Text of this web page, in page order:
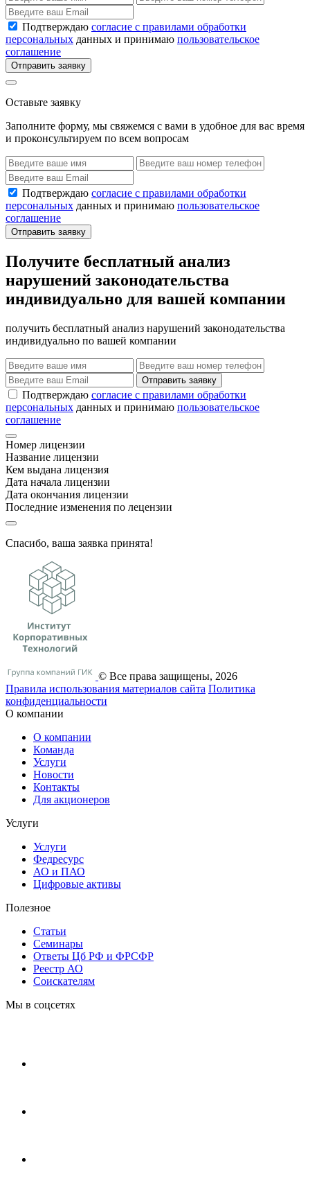
Подтверждаю согласие с правилами обработки
персональных данных и принимаю пользовательское
соглашение
Отправить заявку
Оставьте заявку
Заполните форму, мы свяжемся с вами в удобное для вас время
и проконсультируем по всем вопросам
Подтверждаю согласие с правилами обработки
персональных данных и принимаю пользовательское
соглашение
Отправить заявку
Получите бесплатный анализ
нарушений законодательства
индивидуально для вашей компании
получить бесплатный анализ нарушений законодательства
индивидуально по вашей компании
Отправить заявку
Подтверждаю согласие с правилами обработки
персональных данных и принимаю пользовательское
соглашение
Номер лицензии
Название лицензии
Кем выдана лицензия
Дата начала лицензии
Дата окончания лицензии
Последние изменения по лецензии
Спасибо, ваша заявка принята!
© Все права защищены, 2026
Правила использования материалов сайта Политика
конфиденциальности
О компании
О компании
Команда
Услуги
Новости
Контакты
Для акционеров
Услуги
Услуги
Федресурс
АО и ПАО
Цифровые активы
Полезное
Статьи
Cеминары
Ответы Цб РФ и ФРСФР
Реестр АО
Соискателям
Мы в соцсетях